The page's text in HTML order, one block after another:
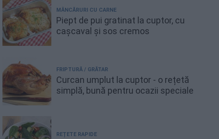
MÂNCĂRURI CU CARNE
Piept de pui gratinat la cuptor, cu
cașcaval și sos cremos
FRIPTURĂ / GRĂTAR
Curcan umplut la cuptor - o rețetă
simplă, bună pentru ocazii speciale
REȚETE RAPIDE